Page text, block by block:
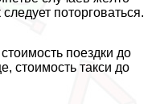
поторговаться.
поездки до
стоимость такси до